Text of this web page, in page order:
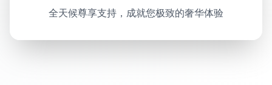
全天候尊享支持，成就您极致的奢华体验